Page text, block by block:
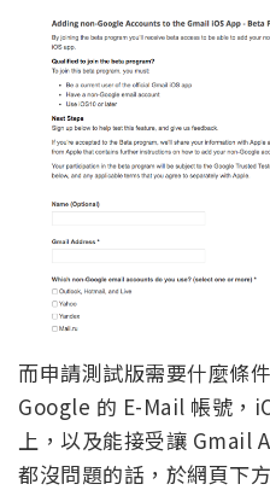
而申請測試版需要什麼條
Google 的 E-Mail 帳號，
上，以及能接受讓 Gmail
都沒問題的話，於網頁下